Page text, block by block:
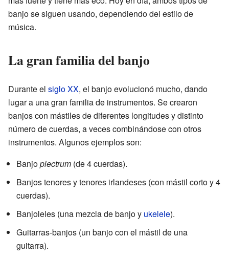
banjo se siguen usando, dependiendo del estilo de
música.
La gran familia del banjo
Durante el siglo XX, el banjo evolucionó mucho, dando
lugar a una gran familia de instrumentos. Se crearon
banjos con mástiles de diferentes longitudes y distinto
número de cuerdas, a veces combinándose con otros
instrumentos. Algunos ejemplos son:
Banjoplectrum (de 4 cuerdas).
Banjos tenores y tenores irlandeses (con mástil corto y 4
cuerdas).
Banjoleles (una mezcla de banjo y ukelele).
Guitarras-banjos (un banjo con el mástil de una
guitarra).